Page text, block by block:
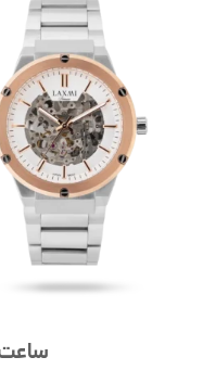
ساعت Laxmi 8151-2